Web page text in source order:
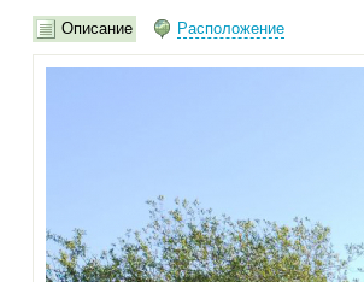
Описание Расположение